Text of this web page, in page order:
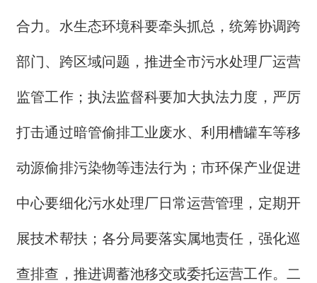
合力。水生态环境科要牵头抓总，统筹协调跨
部门、跨区域问题，推进全市污水处理厂运营
监管工作；执法监督科要加大执法力度，严厉
打击通过暗管偷排工业废水、利用槽罐车等移
动源偷排污染物等违法行为；市环保产业促进
中心要细化污水处理厂日常运营管理，定期开
展技术帮扶；各分局要落实属地责任，强化巡
查排查，推进调蓄池移交或委托运营工作。二